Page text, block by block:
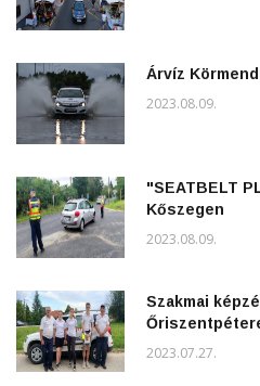
Árvíz
2023.08.09.
"SEATBELT
Kőszegen
2023.08.09.
Szakmai
2023.07.27.